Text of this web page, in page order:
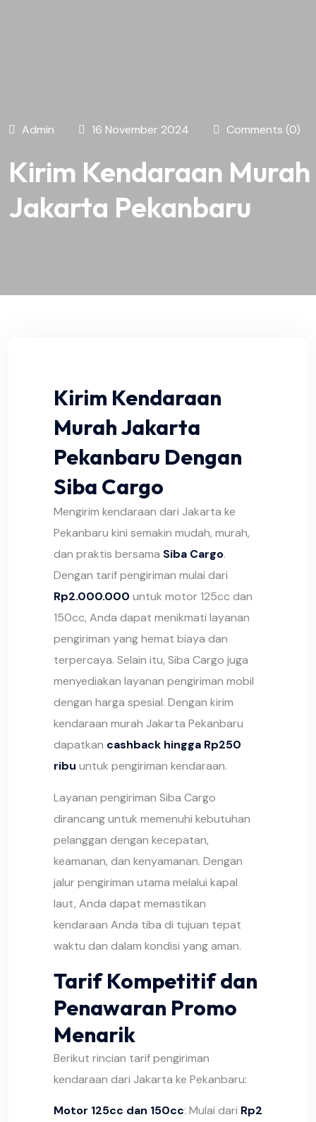
Admin 16 November 2024 Comments (0)
Kirim Kendaraan Murah
Jakarta Pekanbaru
Kirim Kendaraan
Murah Jakarta
Pekanbaru Dengan
Siba Cargo
Mengirim kendaraan dari Jakarta ke
Pekanbaru kini semakin mudah, murah,
dan praktis bersama Siba Cargo.
Dengan tarif pengiriman mulai dari
Rp2.000.000 untuk motor 125cc dan
150cc, Anda dapat menikmati layanan
pengiriman yang hemat biaya dan
terpercaya. Selain itu, Siba Cargo juga
menyediakan layanan pengiriman mobil
dengan harga spesial. Dengan kirim
kendaraan murah Jakarta Pekanbaru
dapatkan cashback hingga Rp250
ribu untuk pengiriman kendaraan.
Layanan pengiriman Siba Cargo
dirancang untuk memenuhi kebutuhan
pelanggan dengan kecepatan,
keamanan, dan kenyamanan. Dengan
jalur pengiriman utama melalui kapal
laut, Anda dapat memastikan
kendaraan Anda tiba di tujuan tepat
waktu dan dalam kondisi yang aman.
Tarif Kompetitif dan
Penawaran Promo
Menarik
Berikut rincian tarif pengiriman
kendaraan dari Jakarta ke Pekanbaru:
Motor 125cc dan 150cc: Mulai dari Rp2